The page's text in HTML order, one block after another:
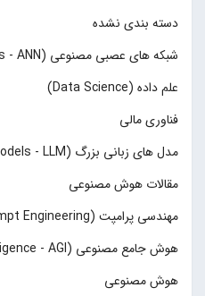
دسته بندی نشده
شبکه های عصبی مصنوعی (Artificial Neural Networks - ANN)
علم داده (Data Science)
فناوری مالی
مدل های زبانی بزرگ (Large Language Models - LLM)
مقالات هوش مصنوعی
مهندسی پرامپت (Prompt Engineering)
هوش جامع مصنوعی (Artificial General Intelligence - AGI)
هوش مصنوعی